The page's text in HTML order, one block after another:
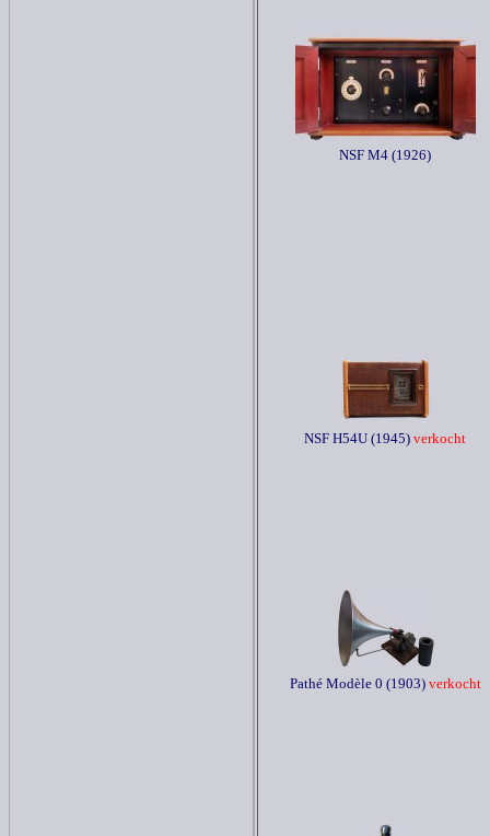
NSF M4 (1926)
NSF H54U (1945) verkocht
Pathé Modèle 0 (1903)verkocht